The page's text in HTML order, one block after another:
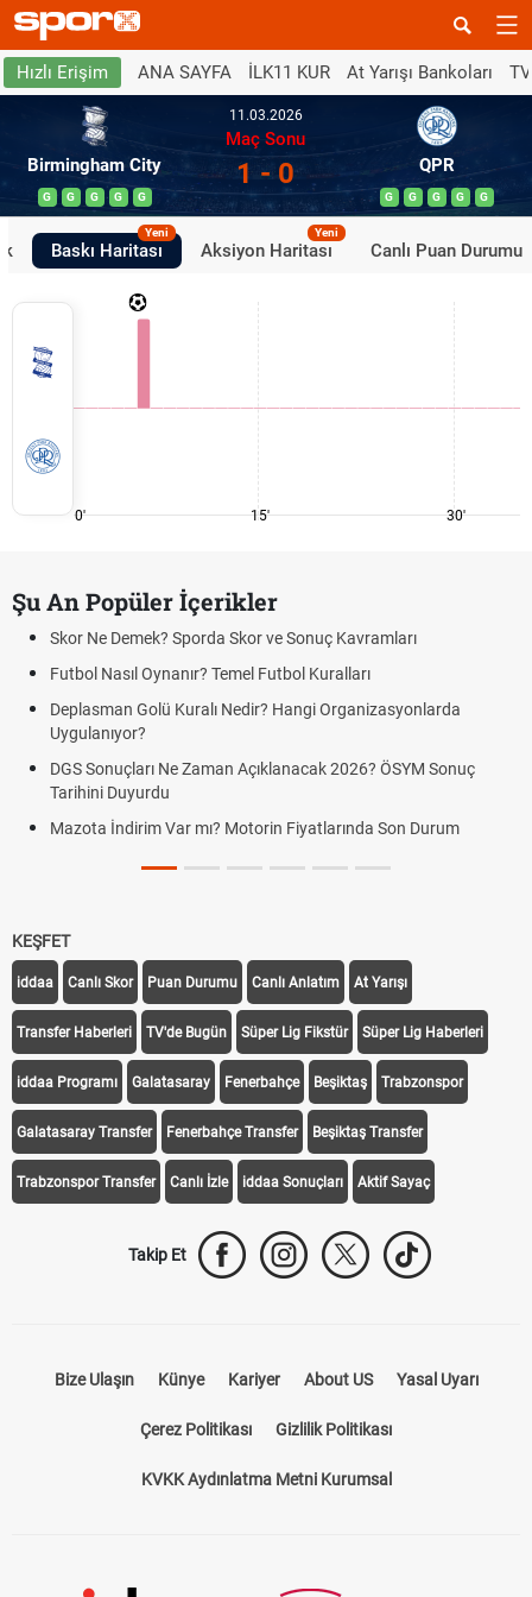
Hızlı Erişim ANA SAYFA İLK11 KUR At Yarışı Bankoları
Birmingham City
G G G G G
11.03.2026
Maç Sonu
1 - 0 QPR
G G G G G
Baskı Haritası
Yeni
Aksiyon Haritası
Yeni
Canlı Puan Durumu
0' 15' 30'
Şu An Popüler İçerikler
Skor Ne Demek? Sporda Skor ve Sonuç Kavramları
Futbol Nasıl Oynanır? Temel Futbol Kuralları
Deplasman Golü Kuralı Nedir? Hangi Organizasyonlarda
Uygulanıyor?
DGS Sonuçları Ne Zaman Açıklanacak 2026? ÖSYM Sonuç
Tarihini Duyurdu
Mazota İndirim Var mı? Motorin Fiyatlarında Son Durum
KEŞFET
iddaa Canlı Skor Puan Durumu Canlı Anlatım At Yarışı
Transfer Haberleri TV'de Bugün Süper Lig Fikstür Süper Lig Haberleri
iddaa Programı Galatasaray Fenerbahçe Beşiktaş Trabzonspor
Galatasaray Transfer Fenerbahçe Transfer Beşiktaş Transfer
Trabzonspor Transfer Canlı İzle iddaa Sonuçları Aktif Sayaç
Takip Et
Bize Ulaşın Künye Kariyer About US Yasal Uyarı
Çerez Politikası Gizlilik Politikası
KVKK Aydınlatma Metni Kurumsal